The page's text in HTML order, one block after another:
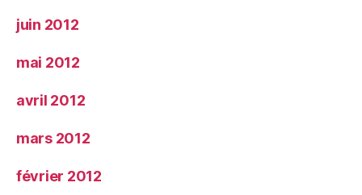
juin 2012
mai 2012
avril 2012
mars 2012
février 2012